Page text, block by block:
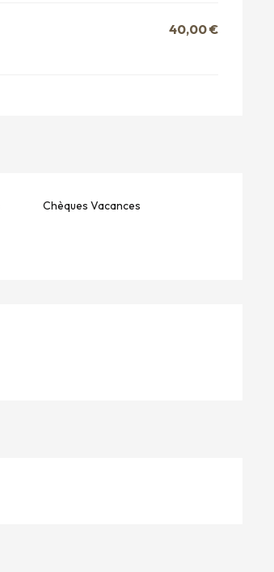
40,00 €
Chèques Vacances